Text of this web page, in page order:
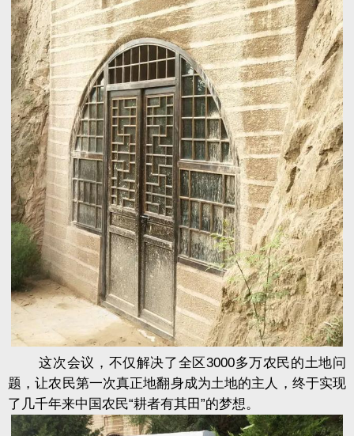
这次会议，不仅解决了全区3000多万农民的土地问
题，让农民第一次真正地翻身成为土地的主人，终于实现
了几千年来中国农民“耕者有其田”的梦想。